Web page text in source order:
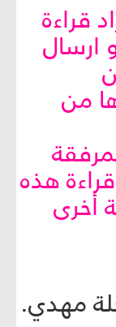
قراءة
ارسال
من
هذه
أخرى
مهدي.